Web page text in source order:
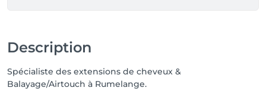
Description
Spécialiste des extensions de cheveux &
Balayage/Airtouch à Rumelange.